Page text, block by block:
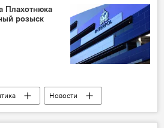
Плахотнюка
розыск
Новости
Андрей Нэстасе